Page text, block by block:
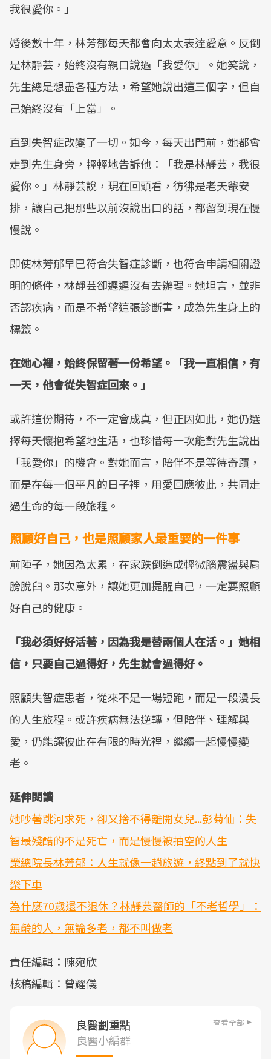
我很愛你。」
婚後數十年，林芳郁每天都會向太太表達愛意。反倒
是林靜芸，始終沒有親口說過「我愛你」。她笑說，
先生總是想盡各種方法，希望她說出這三個字，但自
己始終沒有「上當」。
直到失智症改變了一切。如今，每天出門前，她都會
走到先生身旁，輕輕地告訴他：「我是林靜芸，我很
愛你。」林靜芸說，現在回頭看，彷彿是老天爺安
排，讓自己把那些以前沒說出口的話，都留到現在慢
慢說。
即使林芳郁早已符合失智症診斷，也符合申請相關證
明的條件，林靜芸卻遲遲沒有去辦理。她坦言，並非
否認疾病，而是不希望這張診斷書，成為先生身上的
標籤。
在她心裡，始終保留著一份希望。「我一直相信，有
一天，他會從失智症回來。」
或許這份期待，不一定會成真，但正因如此，她仍選
擇每天懷抱希望地生活，也珍惜每一次能對先生說出
「我愛你」的機會。對她而言，陪伴不是等待奇蹟，
而是在每一個平凡的日子裡，用愛回應彼此，共同走
過生命的每一段旅程。
照顧好自己，也是照顧家人最重要的一件事
前陣子，她因為太累，在家跌倒造成輕微腦震盪與肩
膀脫臼。那次意外，讓她更加提醒自己，一定要照顧
好自己的健康。
「我必須好好活著，因為我是替兩個人在活。」她相
信，只要自己過得好，先生就會過得好。
照顧失智症患者，從來不是一場短跑，而是一段漫長
的人生旅程。或許疾病無法逆轉，但陪伴、理解與
愛，仍能讓彼此在有限的時光裡，繼續一起慢慢變
老。
延伸閱讀
她吵著跳河求死，卻又捨不得離開女兒...彭菊仙：失
智最殘酷的不是死亡，而是慢慢被抽空的人生
榮總院長林芳郁：人生就像一趟旅遊，終點到了就快
樂下車
為什麼70歲還不退休？林靜芸醫師的「不老哲學」：
無齡的人，無論多老，都不叫做老
責任編輯：陳宛欣
核稿編輯：曾耀儀
良醫劃重點 查看全部
良醫小編群